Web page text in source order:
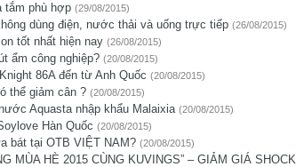
tắm phù hợp (29/08/2015)
dùng điện, nước thải và uống trực tiếp (26/08/2015)
tốt nhất hiện nay (26/08/2015)
ẩm công nghiệp? (20/08/2015)
86A đến từ Anh Quốc (20/08/2015)
thể giảm cân ? (20/08/2015)
Aquasta nhập khẩu Malaixia (20/08/2015)
Hàn Quốc (20/08/2015)
bát tại OTB VIỆT NAM? (20/08/2015)
MÙA HÈ 2015 CÙNG KUVINGS” – GIẢM GIÁ